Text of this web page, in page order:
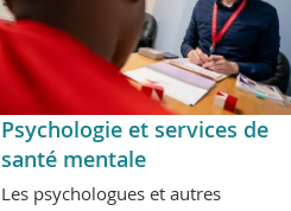
Psychologie et services de
santé mentale
Les psychologues et autres